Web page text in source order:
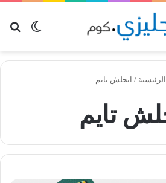
الوضع
الرئيسية / انجلش تايم
تايم